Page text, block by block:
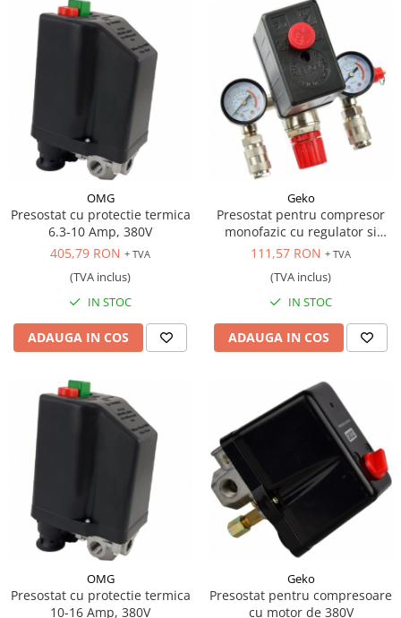
OMG
Presostat cu protectie termica
6.3-10 Amp, 380V
405,79 RON + TVA
(TVA inclus)
IN STOC
ADAUGA IN COS
Geko
Presostat pentru compresor
monofazic cu regulator si
manometre
111,57 RON + TVA
(TVA inclus)
IN STOC
ADAUGA IN COS
OMG
Presostat cu protectie termica
10-16 Amp, 380V
Geko
Presostat pentru compresoare
cu motor de 380V